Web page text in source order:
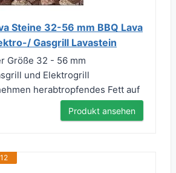
Steine 32-56 mm BBQ Lava
Gasgrill Lavastein
Größe 32 - 56 mm
und Elektrogrill
herabtropfendes Fett auf
Produkt ansehen